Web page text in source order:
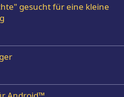
gesucht für eine kleine